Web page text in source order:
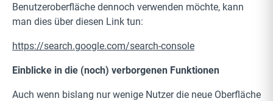
Benutzeroberfläche dennoch verwenden möchte, kann
man dies über diesen Link tun:
https://search.google.com/search-console
Einblicke in die (noch) verborgenen Funktionen
Auch wenn bislang nur wenige Nutzer die neue Oberfläche